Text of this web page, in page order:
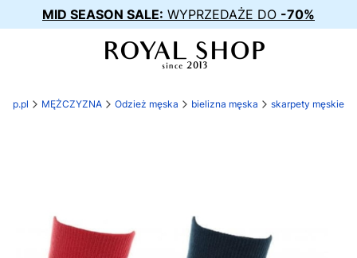
MID SEASON SALE: WYPRZEDAŻE DO -70%
MĘŻCZYZNA Odzież męska bielizna męska skarpety męskie